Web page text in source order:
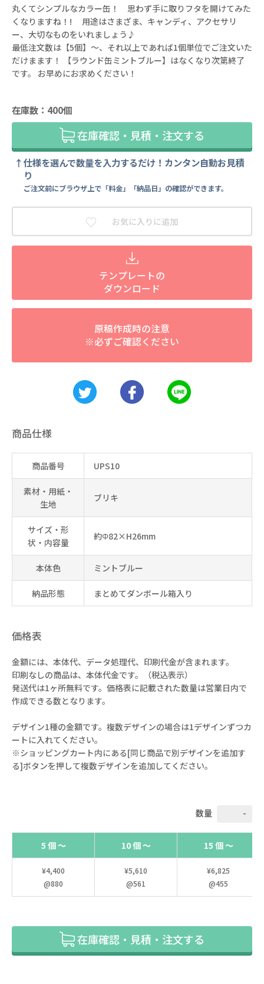
丸くてシンプルなカラー缶！ 思わず手に取りフタを開けてみた
くなりますね！! 用途はさまざま、キャンディ、アクセサリ
ー、大切なものをいれましょう♪
最低注文数は【5個】～、それ以上であれば1個単位でご注文いた
だけまます！ 【ラウンド缶ミントブルー】はなくなり次第終了
です。 お早めにお求めください！
在庫数：400個
在庫確認・見積・注文する
仕様を選んで数量を入力するだけ！カンタン自動お見積
り
ご注文前にブラウザ上で「料金」「納品日」の確認ができます。
お気に入りに追加
テンプレートの
ダウンロード
原稿作成時の注意
※必ずご確認ください
商品仕様
商品番号 UPS10
素材・用紙・
生地
ブリキ
サイズ・形
状・内容量
約Φ82×H26mm
本体色 ミントブルー
納品形態 まとめてダンボール箱入り
価格表
金額には、本体代、データ処理代、印刷代金が含まれます。
印刷なしの商品は、本体代金です。（税込表示）
発送代は1ヶ所無料です。価格表に記載された数量は営業日内で
作成できる数となります。
デザイン1種の金額です。複数デザインの場合は1デザインずつカ
ートに入れてください。
※ショッピングカート内にある[同じ商品で別デザインを追加す
る]ボタンを押して複数デザインを追加してください。
数量
5 個 ～ 10 個 ～ 15 個 ～
¥4,400
@880
¥5,610
@561
¥6,825
@455
在庫確認・見積・注文する